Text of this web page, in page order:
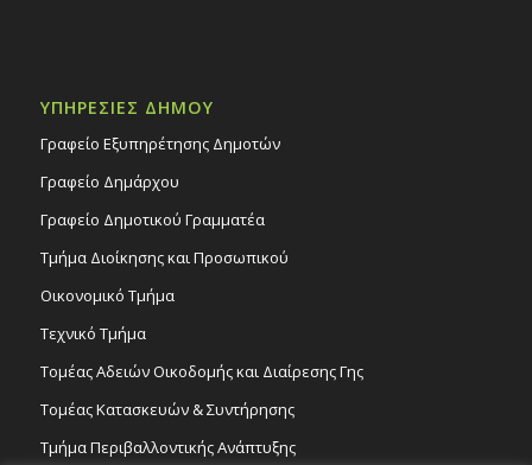
ΥΠΗΡΕΣΙΕΣ ΔΗΜΟΥ
Γραφείο Εξυπηρέτησης Δημοτών
Γραφείο Δημάρχου
Γραφείο Δημοτικού Γραμματέα
Τμήμα Διοίκησης και Προσωπικού
Οικονομικό Τμήμα
Τεχνικό Τμήμα
Τομέας Αδειών Οικοδομής και Διαίρεσης Γης
Τομέας Κατασκευών & Συντήρησης
Τμήμα Περιβαλλοντικής Ανάπτυξης